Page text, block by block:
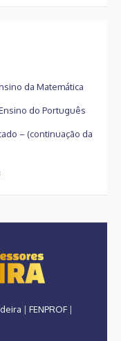
da Matemática
do Português
– (continuação da
| FENPROF |